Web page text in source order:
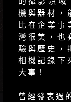
機與器材，
比在企業事
灣很美，也
驗與歷史，
相機記錄下
大事！
曾經發表過
美食 / 商業
劉志恆